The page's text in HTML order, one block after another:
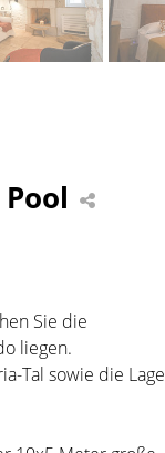
Sie die
liegen.
Tal sowie die Lage